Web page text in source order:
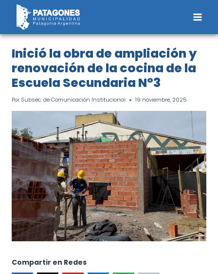
Saltar
contenido
Inició la obra de ampliación y
renovación de la cocina de la
Escuela Secundaria N°3
Por Subsec. de Comunicación Institucional 19 noviembre, 2025
Compartir en Redes